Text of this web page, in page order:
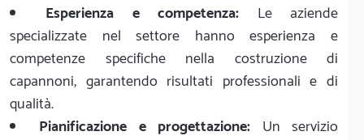
Esperienza e competenza: Le aziende
specializzate nel settore hanno esperienza e
competenze specifiche nella costruzione di
capannoni, garantendo risultati professionali e di
qualità.
Pianificazione e progettazione: Un servizio